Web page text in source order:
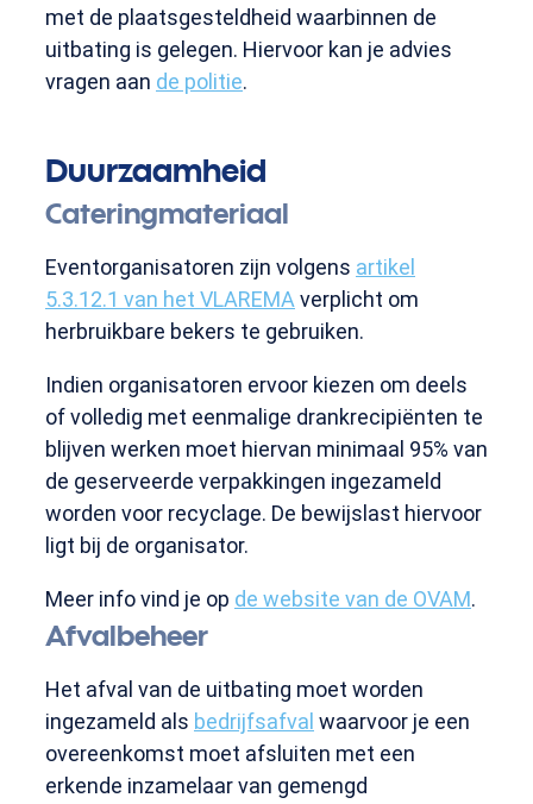
met de plaatsgesteldheid waarbinnen de
uitbating is gelegen. Hiervoor kan je advies
vragen aan de politie.
Duurzaamheid
Cateringmateriaal
Eventorganisatoren zijn volgens artikel
5.3.12.1 van het VLAREMAverplicht om
herbruikbare bekers te gebruiken.
Indien organisatoren ervoor kiezen om deels
of volledig met eenmalige drankrecipiënten te
blijven werken moet hiervan minimaal 95% van
de geserveerde verpakkingen ingezameld
worden voor recyclage. De bewijslast hiervoor
ligt bij de organisator.
Meer info vind je op de website van de OVAM.
Afvalbeheer
Het afval van de uitbating moet worden
ingezameld als bedrijfsafval waarvoor je een
overeenkomst moet afsluiten met een
erkende inzamelaar van gemengd